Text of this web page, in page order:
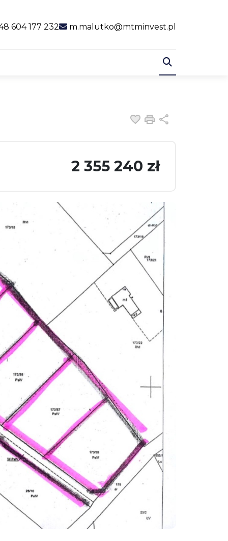
link
604 177 232 m.malutko@mtminvest.pl
Dodaj do
Drukuj
2 355 240 zł